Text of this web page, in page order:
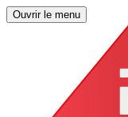
Ouvrir le menu